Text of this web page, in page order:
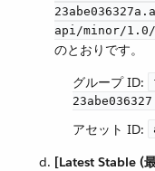
api/minor/1.0/
のとおりです。
グループ ID:
23abe036327
アセット ID:
[Latest Stable (